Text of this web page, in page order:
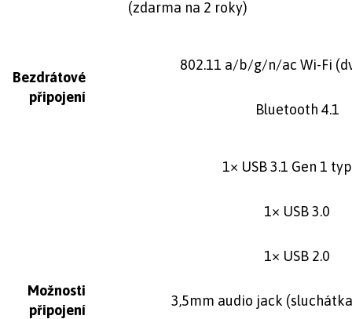
(zdarma na 2 roky)
Bezdrátové
připojení
802.11 a/b/g/n/ac Wi-Fi
Bluetooth 4.1
Možnosti
připojení
1× USB 3.1 Gen 1
1× USB 3.0
1× USB 2.0
3,5mm audio jack